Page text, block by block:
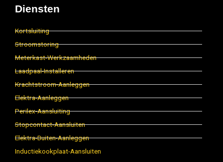
Diensten
Kortsluiting
Stroomstoring
Meterkast-Werkzaamheden
Laadpaal-Installeren
Krachtstroom-Aanleggen
Elektra-Aanleggen
Perilex-Aansluiting
Stopcontact-Aansluiten
Elektra-Buiten-Aanleggen
Inductiekookplaat-Aansluiten